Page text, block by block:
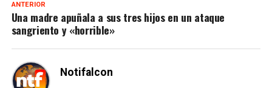
ANTERIOR
Una madre apuñala a sus tres hijos en un ataque
sangriento y «horrible»
Notifalcon